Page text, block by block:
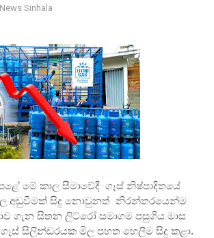
News Sinhala
මේ කාල සීමාවේදී ගෑස් නිෂ්පාදිතයේ
අඩුවීමක් සිදු නොවුනත් නිරන්තරයෙන්ම
ගැන සිතන ලිට්රෝ සමාගම පසුගිය මාස
සිලින්ඩරයක මිල පහත හෙලීම සිදු කළා.